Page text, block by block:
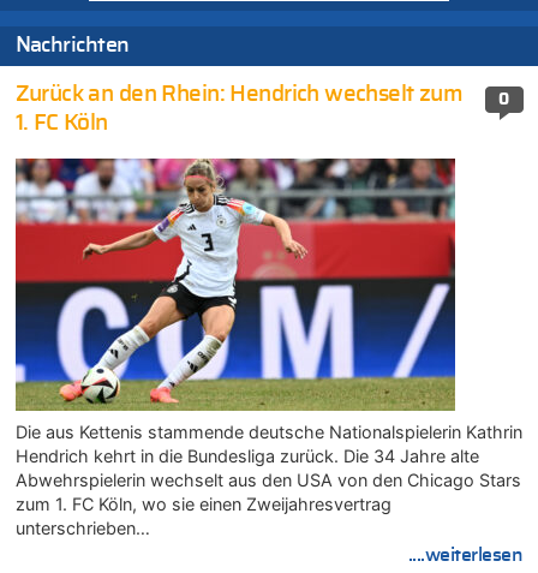
Nachrichten
0
Zurück an den Rhein: Hendrich wechselt zum
1. FC Köln
Die aus Kettenis stammende deutsche Nationalspielerin Kathrin
Hendrich kehrt in die Bundesliga zurück. Die 34 Jahre alte
Abwehrspielerin wechselt aus den USA von den Chicago Stars
zum 1. FC Köln, wo sie einen Zweijahresvertrag
unterschrieben…
....weiterlesen